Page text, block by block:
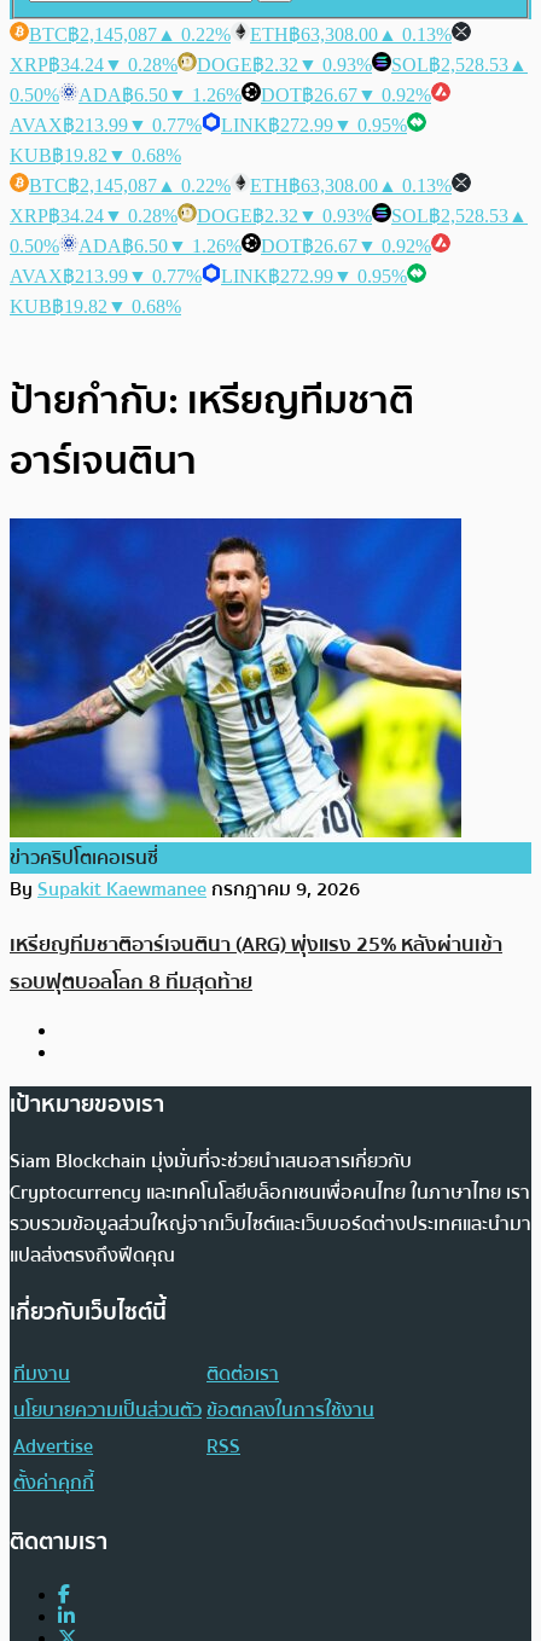
BTC฿2,145,087 ▲ 0.22% ETH฿63,308.00 ▲ 0.13%
XRP฿34.24▼ 0.28% DOGE฿2.32 ▼ 0.93% SOL฿2,528.53 ▲
0.50%
ADA฿6.50▼ 1.26% DOT฿26.67▼ 0.92%
AVAX฿213.99▼ 0.77% LINK฿272.99▼ 0.95%
KUB฿19.82 ▼ 0.68%
BTC฿2,145,087 ▲ 0.22% ETH฿63,308.00 ▲ 0.13%
XRP฿34.24▼ 0.28% DOGE฿2.32 ▼ 0.93% SOL฿2,528.53 ▲
0.50%
ADA฿6.50▼ 1.26% DOT฿26.67▼ 0.92%
AVAX฿213.99▼ 0.77% LINK฿272.99▼ 0.95%
KUB฿19.82 ▼ 0.68%
ป้ายกำกับ: เหรียญทีมชาติ
อาร์เจนตินา
ข่าวคริปโตเคอเรนซี่
BySupakit Kaewmaneeกรกฎาคม 9, 2026
เหรียญทีมชาติอาร์เจนตินา (ARG) พุ่งแรง 25% หลังผ่านเข้า
รอบฟุตบอลโลก 8 ทีมสุดท้าย
เป้าหมายของเรา
Siam Blockchain มุ่งมั่นที่จะช่วยนำเสนอสารเกี่ยวกับ
Cryptocurrency และเทคโนโลยีบล็อกเชนเพื่อคนไทย ในภาษาไทย เรา
รวบรวมข้อมูลส่วนใหญ่จากเว็บไซต์และเว็บบอร์ดต่างประเทศและนำมา
แปลส่งตรงถึงฟีดคุณ
เกี่ยวกับเว็บไซต์นี้
ทีมงาน
ติดต่อเรา
นโยบายความเป็นส่วนตัวข้อตกลงในการใช้งาน
Advertise
RSS
ตั้งค่าคุกกี้
ติดตามเรา